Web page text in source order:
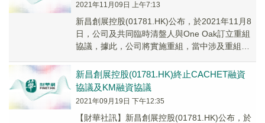
2021年11月09日 上午7:13
新昌創展控股(01781.HK)公布，於2021年11月8
日，公司及共同臨時清盤人與One Oak訂立重組
協議，據此，公司將實施重組，當中涉及重組公
新昌創展控股(01781.HK)終止CACHET融資
協議及KM融資協議
2021年09月19日 下午12:35
【財華社訊】新昌創展控股(01781.HK)公布，於